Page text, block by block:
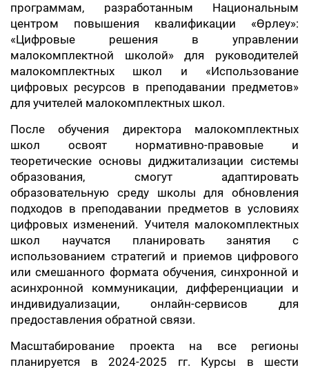
программам, разработанным Национальным
центром повышения квалификации «Өрлеу»:
«Цифровые решения в управлении
малокомплектной школой» для руководителей
малокомплектных школ и «Использование
цифровых ресурсов в преподавании предметов»
для учителей малокомплектных школ.
После обучения директора малокомплектных
школ освоят нормативно-правовые и
теоретические основы диджитализации системы
образования, смогут адаптировать
образовательную среду школы для обновления
подходов в преподавании предметов в условиях
цифровых изменений. Учителя малокомплектных
школ научатся планировать занятия с
использованием стратегий и приемов цифрового
или смешанного формата обучения, синхронной и
асинхронной коммуникации, дифференциации и
индивидуализации, онлайн-сервисов для
предоставления обратной связи.
Масштабирование проекта на все регионы
планируется в 2024-2025 гг. Курсы в шести